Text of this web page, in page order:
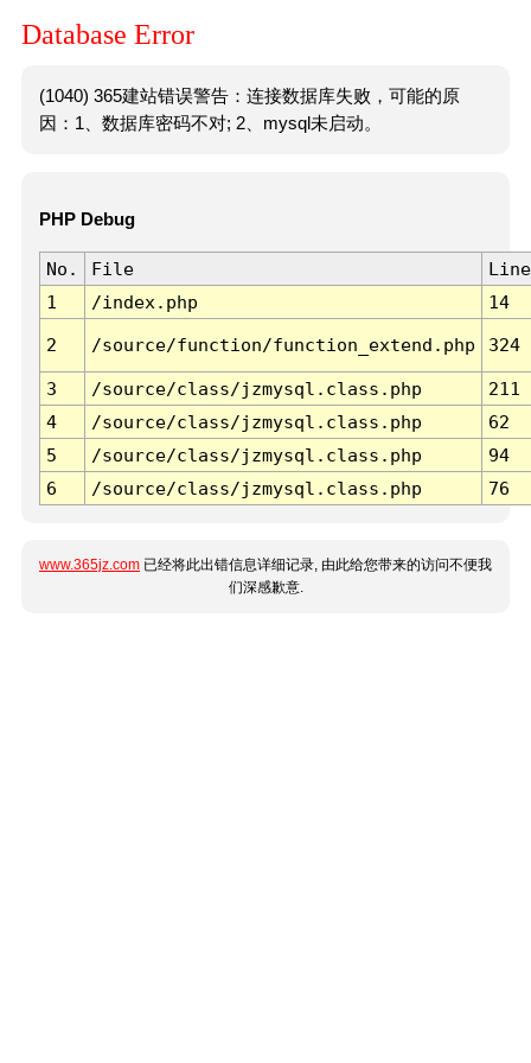
Database Error
(1040) 365建站错误警告：连接数据库失败，可能的原
因：1、数据库密码不对; 2、mysql未启动。
PHP Debug
No. File
Line
1
/index.php 14
2 /source/function/function_extend.php 324
3 /source/class/jzmysql.class.php
211
4
/source/class/jzmysql.class.php
62
5
/source/class/jzmysql.class.php
94
6
/source/class/jzmysql.class.php 76
www.365jz.com 已经将此出错信息详细记录, 由此给您带来的访问不便我
们深感歉意.